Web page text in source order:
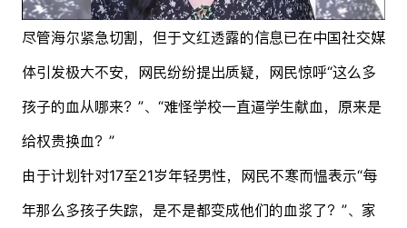
尽管海尔紧急切割，但于文红透露的信息已在中国社交媒
体引发极大不安，网民纷纷提出质疑，网民惊呼“这么多
孩子的血从哪来？”、“难怪学校一直逼学生献血，原来是
给权贵换血？”
由于计划针对17至21岁年轻男性，网民不寒而愠表示“每
年那么多孩子失踪，是不是都变成他们的血浆了？”、家